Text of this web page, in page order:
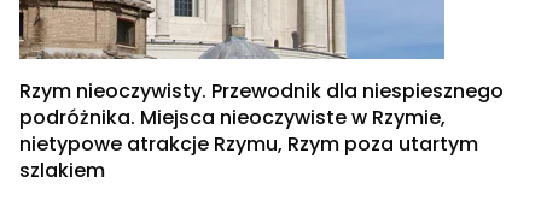
Rzym nieoczywisty. Przewodnik dla niespiesznego
podróżnika. Miejsca nieoczywiste w Rzymie,
nietypowe atrakcje Rzymu, Rzym poza utartym
szlakiem